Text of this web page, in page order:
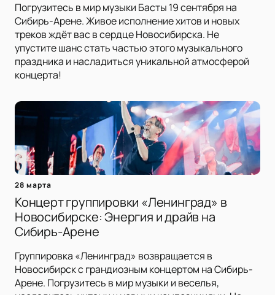
Погрузитесь в мир музыки Басты 19 сентября на
Сибирь-Арене. Живое исполнение хитов и новых
треков ждёт вас в сердце Новосибирска. Не
упустите шанс стать частью этого музыкального
праздника и насладиться уникальной атмосферой
концерта!
28 марта
Концерт группировки «Ленинград» в
Новосибирске: Энергия и драйв на
Сибирь-Арене
Группировка «Ленинград» возвращается в
Новосибирск с грандиозным концертом на Сибирь-
Арене. Погрузитесь в мир музыки и веселья,